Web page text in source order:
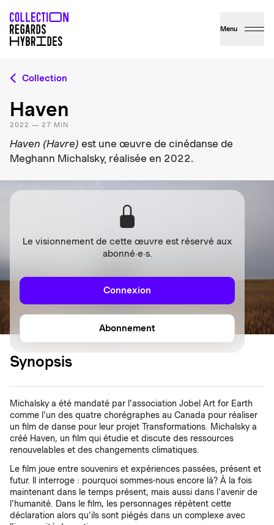
Menu
Collection
Haven
2022 — 27 MIN
Haven (Havre) est une œuvre de cinédanse de
Meghann Michalsky, réalisée en 2022.
Le visionnement de cette œuvre est réservé aux
abonné·e·s.
Connexion
Abonnement
Synopsis
Michalsky a été mandaté par l'association Jobel Art for Earth
comme l'un des quatre chorégraphes au Canada pour réaliser
un film de danse pour leur projet Transformations. Michalsky a
créé Haven, un film qui étudie et discute des ressources
renouvelables et des changements climatiques.
Le film joue entre souvenirs et expériences passées, présent et
futur. Il interroge : pourquoi sommes-nous encore là? À la fois
maintenant dans le temps présent, mais aussi dans l'avenir de
l'humanité. Dans le film, les personnages répètent cette
déclaration alors qu'ils sont piégés dans un complexe avec